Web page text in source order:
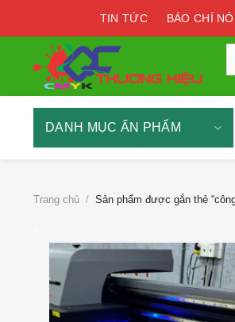
TIN TỨC BÁO CHÍ
DANH MỤC ẤN PHẨM
Trang chủ / Sản phẩm được gắn thẻ